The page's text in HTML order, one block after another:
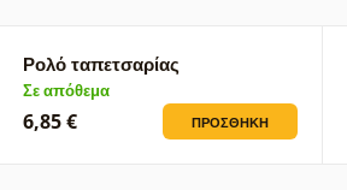
Ρολό ταπετσαρίας
Σε απόθεμα
6,85 € ΠΡΟΣΘΉΚΗ